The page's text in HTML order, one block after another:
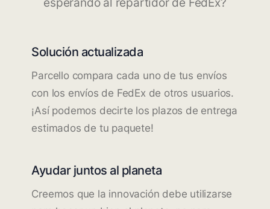
Solución actualizada
Parcello compara cada uno de tus envíos
con los envíos de FedEx de otros usuarios.
¡Así podemos decirte los plazos de entrega
estimados de tu paquete!
Ayudar juntos al planeta
Creemos que la innovación debe utilizarse